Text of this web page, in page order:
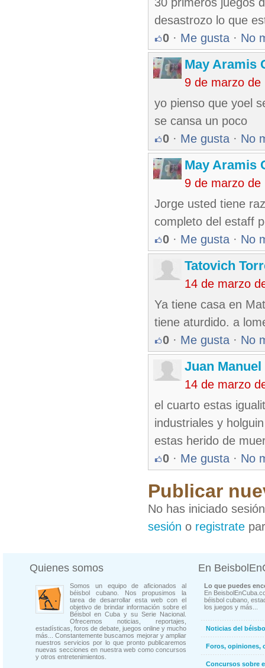
desastrozo lo que
0 · Me gusta · No
May Aramis
9 de marzo de
yo pienso que yoel
se cansa un poco
0 · Me gusta · No
May Aramis
9 de marzo de
Jorge usted tiene
completo del estaff
0 · Me gusta · No
Tatovich
14 de marzo
Ya tiene casa en
tiene aturdido. a
0 · Me gusta · No
Juan
14 de marzo
el cuarto estas
industriales y
estas herido de
0 · Me gusta · No
Publicar
No has iniciado
sesión o registrate
Quienes somos
Somos un equipo de aficionados al
béisbol cubano. Nos propusimos la
tarea de desarrollar esta web con el
objetivo de brindar información sobre el
Béisbol en Cuba y su Serie Nacional.
Ofrecemos noticias, reportajes,
estadísticas, foros de debate, juegos online y mucho
más... Constantemente buscamos mejorar y ampliar
nuestros servicios por lo que pronto publicaremos
nuevas secciones en nuestra web como concursos
y otros entretenimientos.
En
Lo que puedes
En
béisbol cubano,
los juegos y más...
Noticias del
Foros, opiniones,
Concursos sobre